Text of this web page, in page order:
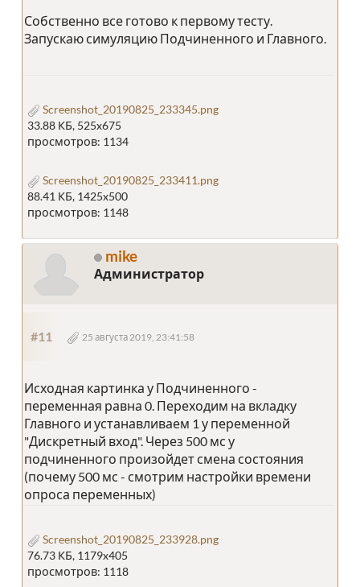
Собственно все готово к первому тесту.
Запускаю симуляцию Подчиненного и Главного.
Screenshot_20190825_233345.png
33.88 КБ, 525x675
просмотров: 1134
Screenshot_20190825_233411.png
88.41 КБ, 1425x500
просмотров: 1148
mike
Администратор
#11 25 августа 2019, 23:41:58
Исходная картинка у Подчиненного -
переменная равна 0. Переходим на вкладку
Главного и устанавливаем 1 у переменной
"Дискретный вход". Через 500 мс у
подчиненного произойдет смена состояния
(почему 500 мс - смотрим настройки времени
опроса переменных)
Screenshot_20190825_233928.png
76.73 КБ, 1179x405
просмотров: 1118